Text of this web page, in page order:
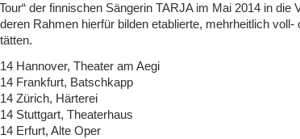
der finnischen Sängerin TARJA im Mai 2014 in die
Rahmen hierfür bilden etablierte, mehrheitlich voll-
Hannover, Theater am Aegi
Frankfurt, Batschkapp
Zürich, Härterei
Stuttgart, Theaterhaus
Erfurt, Alte Oper